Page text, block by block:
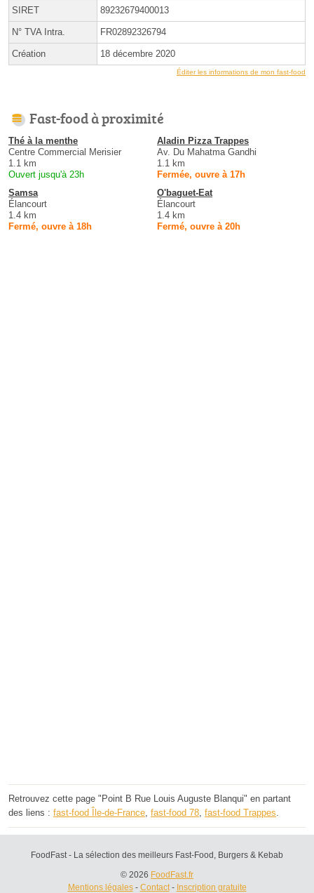
SIRET 89232679400013
N° TVA Intra. FR02892326794
Création 18 décembre 2020
Éditer les informations de mon fast-food
Fast-food à proximité
Thé à la menthe
Centre Commercial Merisier
1.1 km
Ouvert jusqu'à 23h
Aladin Pizza Trappes
Av. Du Mahatma Gandhi
1.1 km
Fermée, ouvre à 17h
Samsa
Élancourt
1.4 km
Fermé, ouvre à 18h
O'baguet-Eat
Élancourt
1.4 km
Fermé, ouvre à 20h
Retrouvez cette page "Point B Rue Louis Auguste Blanqui" en partant
des liens : fast-food Île-de-France, fast-food 78, fast-food Trappes.
FoodFast - La sélection des meilleurs Fast-Food, Burgers & Kebab
© 2026 FoodFast.fr
Mentions légales- Contact- Inscription gratuite